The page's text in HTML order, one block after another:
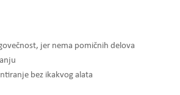
jer nema pomičnih delova
bez ikakvog alata